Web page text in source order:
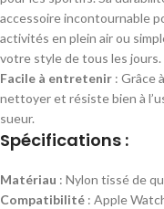
accessoire incontournable
activités en plein air ou
votre style de tous les jours.
Facile à entretenir : Grâce
nettoyer et résiste bien à
sueur.
Spécifications :
Matériau : Nylon tissé de
Compatibilité : Apple